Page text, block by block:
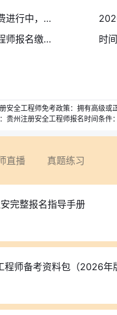
2026年贵州中级注安师报名缴费进行中，缴费成功不予退费
2026年黑龙江中级注册安全工程师报名缴费时间及收费标准公布
安全工程师免考政策：拥有高级或
贵州注册安全工程师报名时间条
直播 真题练习
完整报名指导手册
师备考资料包（2026年版-